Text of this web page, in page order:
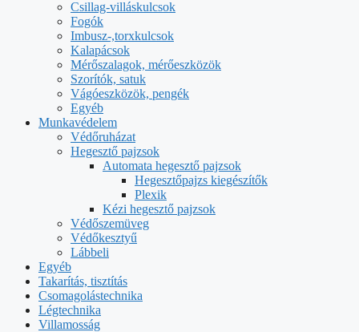
Csillag-villáskulcsok
Fogók
Imbusz-,torxkulcsok
Kalapácsok
Mérőszalagok, mérőeszközök
Szorítók, satuk
Vágóeszközök, pengék
Egyéb
Munkavédelem
Védőruházat
Hegesztő pajzsok
Automata hegesztő pajzsok
Hegesztőpajzs kiegészítők
Plexik
Kézi hegesztő pajzsok
Védőszemüveg
Védőkesztyű
Lábbeli
Egyéb
Takarítás, tisztítás
Csomagolástechnika
Légtechnika
Villamosság